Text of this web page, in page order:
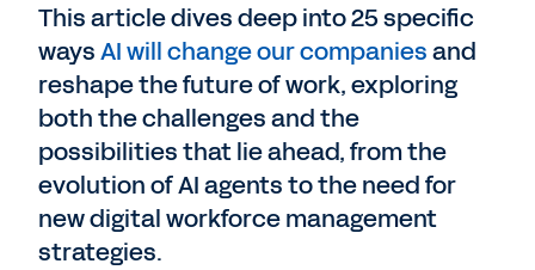
This article dives deep into 25 specific
waysAI will change our companiesand
reshape the future of work, exploring
both the challenges and the
possibilities that lie ahead, from the
evolution of AI agents to the need for
new digital workforce management
strategies.